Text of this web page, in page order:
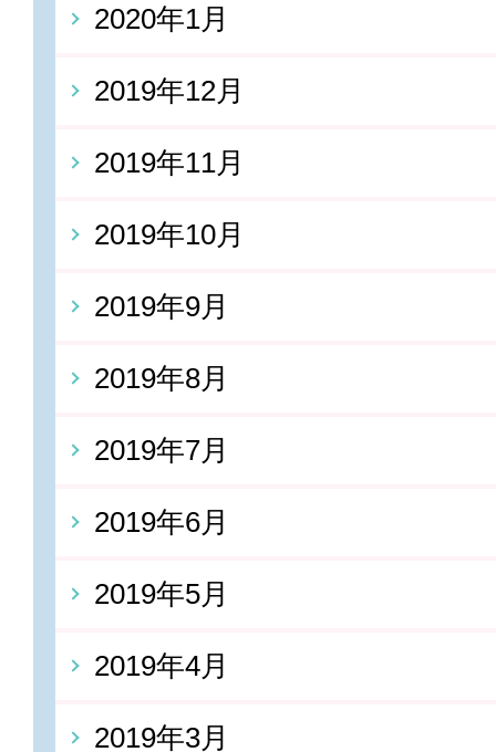
2020年1月
2019年12月
2019年11月
2019年10月
2019年9月
2019年8月
2019年7月
2019年6月
2019年5月
2019年4月
2019年3月